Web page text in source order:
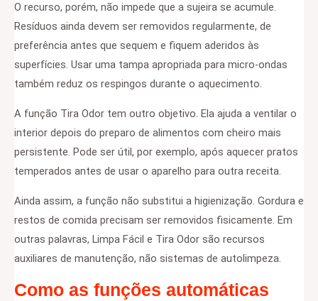
O recurso, porém, não impede que a sujeira se acumule.
Resíduos ainda devem ser removidos regularmente, de
preferência antes que sequem e fiquem aderidos às
superfícies. Usar uma tampa apropriada para micro-ondas
também reduz os respingos durante o aquecimento.
A função Tira Odor tem outro objetivo. Ela ajuda a ventilar o
interior depois do preparo de alimentos com cheiro mais
persistente. Pode ser útil, por exemplo, após aquecer pratos
temperados antes de usar o aparelho para outra receita.
Ainda assim, a função não substitui a higienização. Gordura e
restos de comida precisam ser removidos fisicamente. Em
outras palavras, Limpa Fácil e Tira Odor são recursos
auxiliares de manutenção, não sistemas de autolimpeza.
Como as funções automáticas